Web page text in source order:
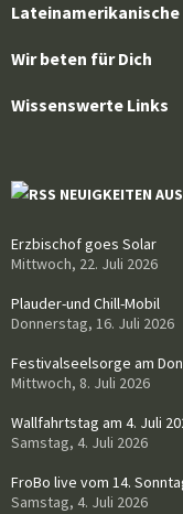
Wir beten für Dich
Wissenswerte Links
NEUIGKEITEN
Erzbischof goes Solar
Mittwoch, 22. Juli 2026
Plauder-und Chill-Mobil
Donnerstag, 16. Juli 2026
Festivalseelsorge am
Mittwoch, 8. Juli 2026
Wallfahrtstag am 4. Juli
Samstag, 4. Juli 2026
FroBo live vom 14.
Samstag, 4. Juli 2026